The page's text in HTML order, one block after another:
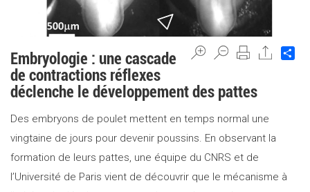
Embryologie : une cascade
de contractions réflexes
déclenche le développement des pattes
Des embryons de poulet mettent en temps normal une
vingtaine de jours pour devenir poussins. En observant la
formation de leurs pattes, une équipe du CNRS et de
l’Université de Paris vient de découvrir que le mécanisme à